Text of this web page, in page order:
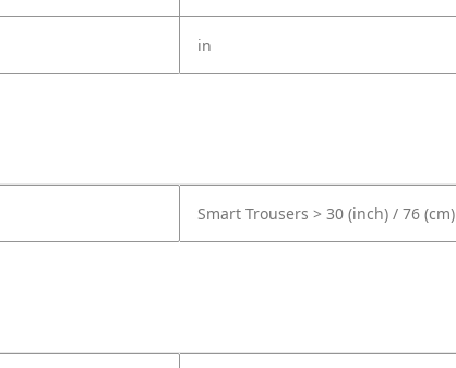
in
Smart Trousers > 30 (inch) / 76 (cm)